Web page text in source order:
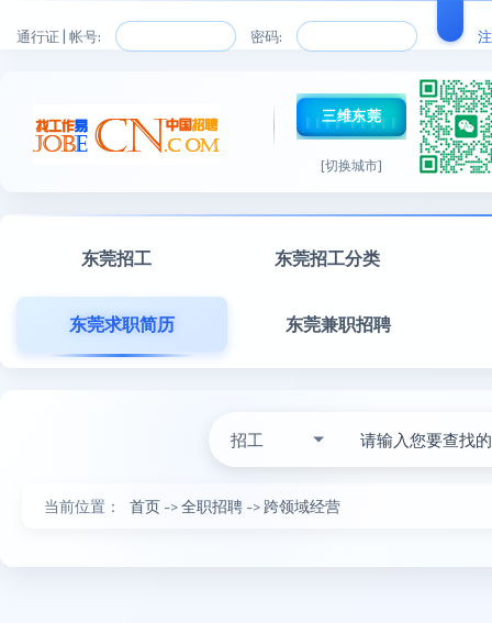
通行证 | 帐号: 密码:
三维东莞
[切换城市]
东莞招工 东莞招工分类
东莞求职简历 东莞兼职招聘
招工
当前位置： 首页 ->全职招聘 -> 跨领域经营